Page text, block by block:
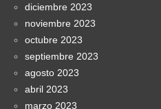
diciembre 2023
noviembre 2023
octubre 2023
septiembre 2023
agosto 2023
abril 2023
marzo 2023